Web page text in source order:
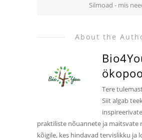
Silmoad - mis
About the
Tere
Siit algab
praktiliste nõuannete ja maitsvate
kõigile, kes hindavad tervislikku ja